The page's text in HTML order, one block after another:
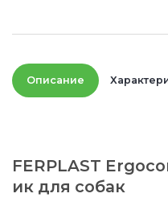
Описание
FERPLAST
ик для собак